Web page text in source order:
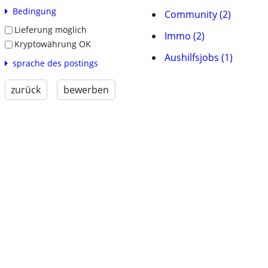
Bedingung
Lieferung möglich
Kryptowährung OK
sprache des postings
zurück bewerben
Community (2)
Immo (2)
Aushilfsjobs (1)